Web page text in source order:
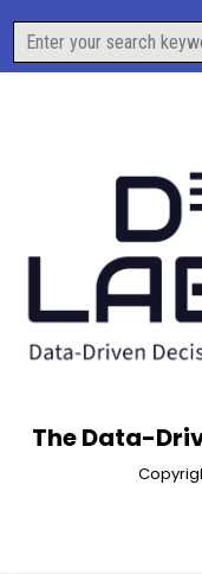
content
Search
for:
The Data-